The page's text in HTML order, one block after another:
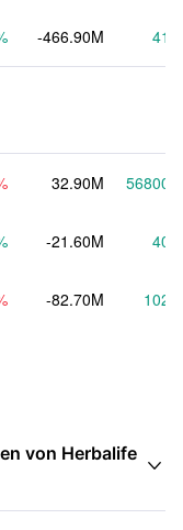
-466.90M
32.90M
-21.60M
-82.70M
von Herbalife
